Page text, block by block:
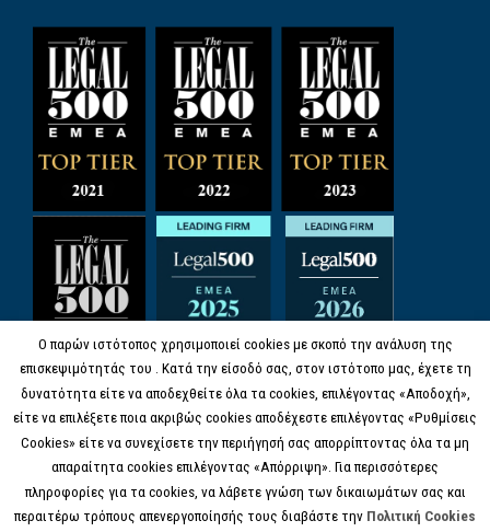
Ο παρών ιστότοπος χρησιμοποιεί cookies με σκοπό την ανάλυση της
επισκεψιμότητάς του . Κατά την είσοδό σας, στον ιστότοπο μας, έχετε τη
δυνατότητα είτε να αποδεχθείτε όλα τα cookies, επιλέγοντας «Αποδοχή»,
είτε να επιλέξετε ποια ακριβώς cookies αποδέχεστε επιλέγοντας «Ρυθμίσεις
Cookies» είτε να συνεχίσετε την περιήγησή σας απορρίπτοντας όλα τα μη
απαραίτητα cookies επιλέγοντας «Απόρριψη». Για περισσότερες
πληροφορίες για τα cookies, να λάβετε γνώση των δικαιωμάτων σας και
περαιτέρω τρόπους απενεργοποίησής τους διαβάστε την Πολιτική Cookies